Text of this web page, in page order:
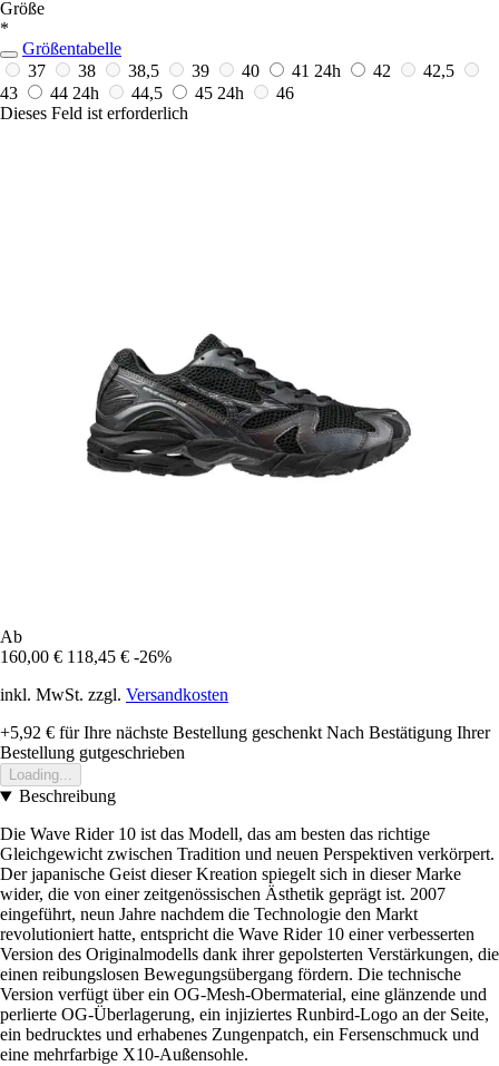
Größe
*
Größentabelle
37
38 38,5 39 40 41 24h 42
42,5
43
44 24h 44,5 45 24h
46
Dieses Feld ist erforderlich
Ab
160,00 € 118,45 € -26%
inkl. MwSt. zzgl. Versandkosten
+5,92 € für Ihre nächste Bestellung geschenkt Nach Bestätigung Ihrer
Bestellung gutgeschrieben
Loading...
Beschreibung
Die Wave Rider 10 ist das Modell, das am besten das richtige
Gleichgewicht zwischen Tradition und neuen Perspektiven verkörpert.
Der japanische Geist dieser Kreation spiegelt sich in dieser Marke
wider, die von einer zeitgenössischen Ästhetik geprägt ist. 2007
eingeführt, neun Jahre nachdem die Technologie den Markt
revolutioniert hatte, entspricht die Wave Rider 10 einer verbesserten
Version des Originalmodells dank ihrer gepolsterten Verstärkungen, die
einen reibungslosen Bewegungsübergang fördern. Die technische
Version verfügt über ein OG-Mesh-Obermaterial, eine glänzende und
perlierte OG-Überlagerung, ein injiziertes Runbird-Logo an der Seite,
ein bedrucktes und erhabenes Zungenpatch, ein Fersenschmuck und
eine mehrfarbige X10-Außensohle.